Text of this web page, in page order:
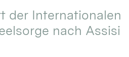
der Internationalen
nach Assisi